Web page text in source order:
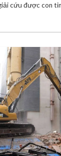
cứu được con